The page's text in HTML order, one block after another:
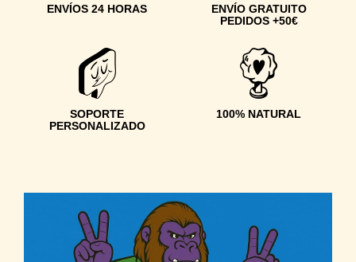
ENVÍOS 24 HORAS
ENVÍO GRATUITO
PEDIDOS +50€
SOPORTE
PERSONALIZADO
100% NATURAL